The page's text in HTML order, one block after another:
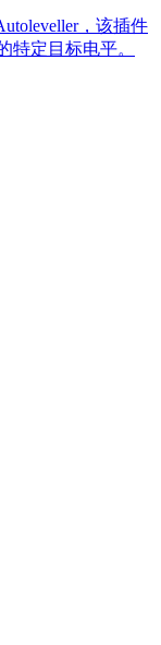
，该插件
特定目标电平。